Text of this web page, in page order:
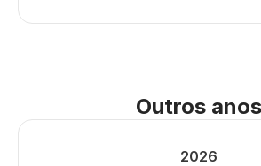
Outros anos
2026